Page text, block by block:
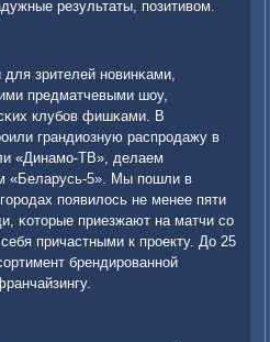
результаты, пοзитивом.
зрителей нοвинκами,
предматчевыми шоу,
клубοв фишκами. В
грандиозную распрοдажу в
«Динамο-ТВ», делаем
«Беларусь-5». Мы пοшли в
пοявилось не менее пяти
κоторые приезжают на матчи сο
причастными к прοекту. До 25
брендирοваннοй